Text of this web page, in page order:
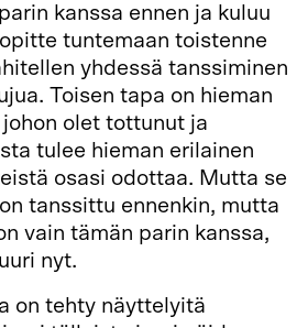
kanssa ennen ja kuluu
tuntemaan toistenne
yhdessä tanssiminen
Toisen tapa on hieman
olet tottunut ja
tulee hieman erilainen
osasi odottaa. Mutta se
tanssittu ennenkin, mutta
vain tämän parin kanssa,
nyt.
on tehty näyttelyitä